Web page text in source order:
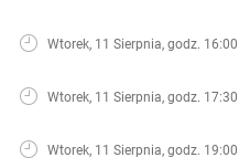
Wtorek, 11 Sierpnia, godz. 16:00
Wtorek, 11 Sierpnia, godz. 17:30
Wtorek, 11 Sierpnia, godz. 19:00